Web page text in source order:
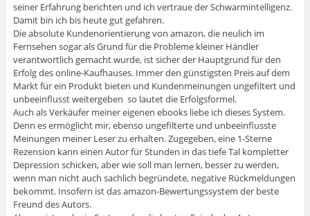
seiner Erfahrung berichten und ich vertraue der Schwarmintelligenz.
Damit bin ich bis heute gut gefahren.
Die absolute Kundenorientierung von amazon, die neulich im
Fernsehen sogar als Grund für die Probleme kleiner Händler
verantwortlich gemacht wurde, ist sicher der Hauptgrund für den
Erfolg des online-Kaufhauses. Immer den günstigsten Preis auf dem
Markt für ein Produkt bieten und Kundenmeinungen ungefiltert und
unbeeinflusst weitergeben  so lautet die Erfolgsformel.
Auch als Verkäufer meiner eigenen ebooks liebe ich dieses System.
Denn es ermöglicht mir, ebenso ungefilterte und unbeeinflusste
Meinungen meiner Leser zu erhalten. Zugegeben, eine 1-Sterne
Rezension kann einen Autor für Stunden in das tiefe Tal kompletter
Depression schicken, aber wie soll man lernen, besser zu werden,
wenn man nicht auch sachlich begründete, negative Rückmeldungen
bekommt. Insofern ist das amazon-Bewertungssystem der beste
Freund des Autors.